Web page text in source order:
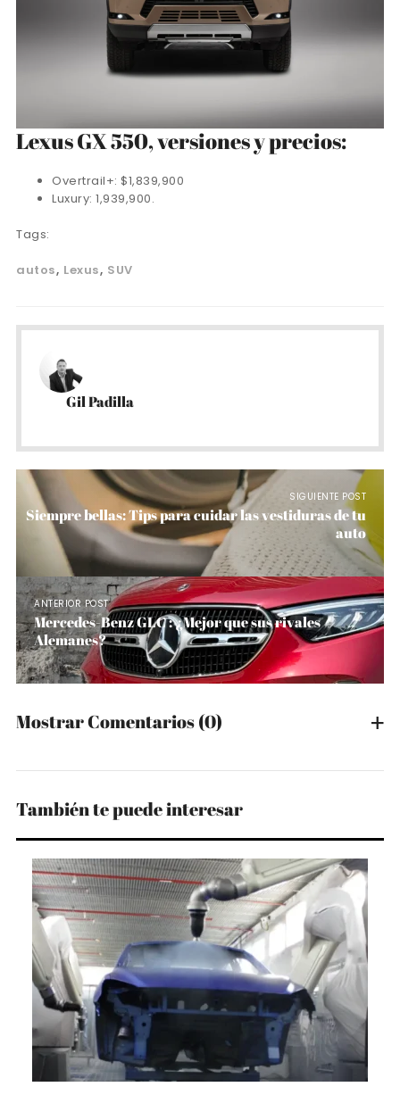
Lexus GX 550, versiones y precios:
Overtrail+: $1,839,900
Luxury: 1,939,900.
Tags:
autos Lexus SUV
Gil Padilla
SIGUIENTE POST
Siempre bellas: Tips para cuidar las vestiduras de tu
auto
ANTERIOR POST
Mercedes-Benz GLC : ¿Mejor que sus rivales
Alemanes?
Mostrar Comentarios(0)
También te puede interesar